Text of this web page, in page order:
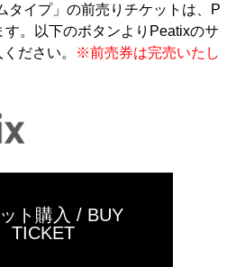
タイプ」の前売りチケットは、P
。以下のボタンよりPeatixのサ
ださい。
※前売券は完売いたし
ト購入 / BUY
TICKET